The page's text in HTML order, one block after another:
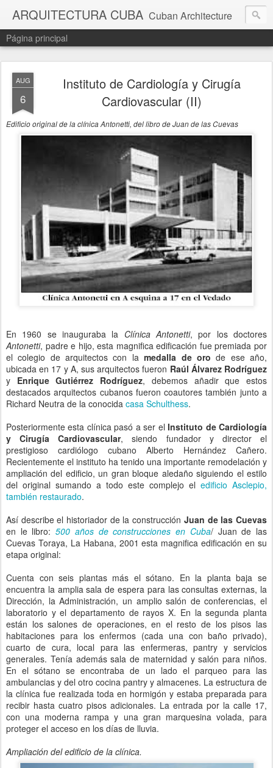
ARQUITECTURA CUBA Cuban Architecture
Página principal
AUG
6
Instituto de Cardiología y Cirugía
Cardiovascular (II)
Edificio original de la clínica Antonetti, del libro de Juan de las Cuevas
En 1960 se inauguraba la Clínica Antonetti, por los doctores
Antonetti, padre e hijo, esta magnifica edificación fue premiada por
el colegio de arquitectos con lamedalla de oro de ese año,
ubicada en 17 y A, sus arquitectos fueron Raúl Álvarez Rodríguez
y Enrique Gutiérrez Rodríguez, debemos añadir que estos
destacados arquitectos cubanos fueron coautores también junto a
Richard Neutra de la conocida casa Schulthess.
Posteriormente esta clínica pasó a ser elInstituto de Cardiología
y Cirugía Cardiovascular, siendo fundador y director el
prestigioso cardiólogo cubano Alberto Hernández Cañero.
Recientemente el instituto ha tenido una importante remodelación y
ampliación del edificio, un gran bloque aledaño siguiendo el estilo
del original sumando a todo este complejo el edificio Asclepio,
también restaurado.
Así describe el historiador de la construcción Juan de las Cuevas
en le libro:500 años de construcciones en Cuba/ Juan de las
Cuevas Toraya, La Habana, 2001 esta magnifica edificación en su
etapa original:
Cuenta con seis plantas más el sótano. En la planta baja se
encuentra la amplia sala de espera para las consultas externas, la
Dirección, la Administración, un amplio salón de conferencias, el
laboratorio y el departamento de rayos X. En la segunda planta
están los salones de operaciones, en el resto de los pisos las
habitaciones para los enfermos (cada una con baño privado),
cuarto de cura, local para las enfermeras, pantry y servicios
generales. Tenía además sala de maternidad y salón para niños.
En el sótano se encontraba de un lado el parqueo para las
ambulancias y del otro cocina pantry y almacenes. La estructura de
la clínica fue realizada toda en hormigón y estaba preparada para
recibir hasta cuatro pisos adicionales. La entrada por la calle 17,
con una moderna rampa y una gran marquesina volada, para
proteger el acceso en los días de lluvia.
Ampliación del edificio de la clínica.